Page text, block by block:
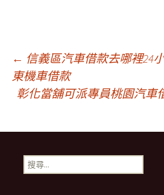
文
章
導
航
← 信義區汽車借款去哪裡24
東機車借款
彰化當舖可派專員桃園汽車
搜
尋